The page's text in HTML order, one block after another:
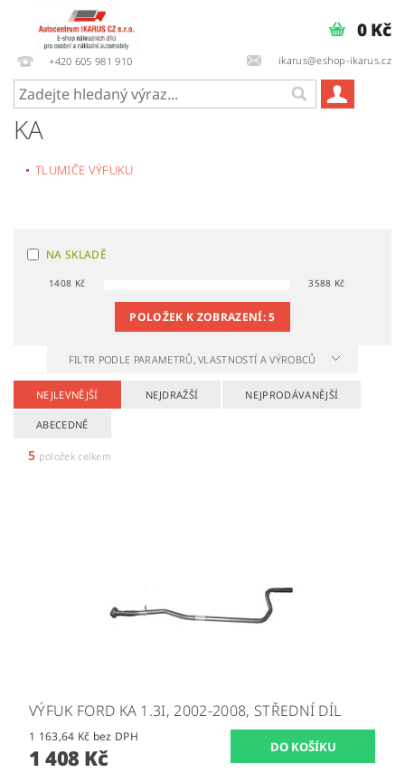
+420 605 981 910 ikarus@eshop-ikarus.cz
0 Kč
KA
TLUMIČE VÝFUKU
NA SKLADĚ
1408 Kč 3588 Kč
POLOŽEK K ZOBRAZENÍ:5
FILTR PODLE PARAMETRŮ, VLASTNOSTÍ A VÝROBCŮ
NEJLEVNĚJŠÍ NEJDRAŽŠÍ NEJPRODÁVANĚJŠÍ
ABECEDNĚ
5 položek celkem
VÝFUK FORD KA 1.3I, 2002-2008, STŘEDNÍ DÍL
1 163,64 Kč bez DPH
1 408 Kč